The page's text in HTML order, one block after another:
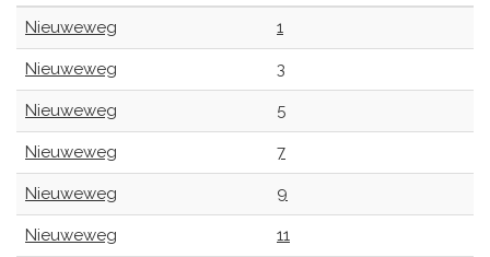
Nieuweweg 1
Nieuweweg 3
Nieuweweg 5
Nieuweweg 7
Nieuweweg 9
Nieuweweg 11